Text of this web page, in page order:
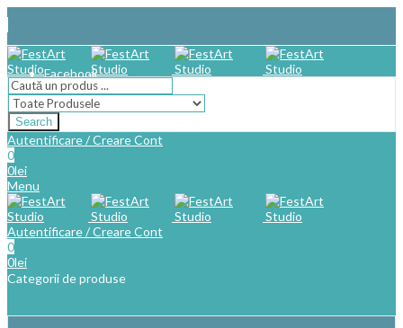
Facebook
Search
Autentificare / Creare Cont
0
0lei
Menu
Autentificare / Creare Cont
0
0lei
Categorii de produse